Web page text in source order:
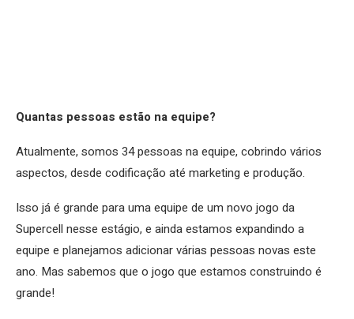
Quantas pessoas estão na equipe?
Atualmente, somos 34 pessoas na equipe, cobrindo vários
aspectos, desde codificação até marketing e produção.
Isso já é grande para uma equipe de um novo jogo da
Supercell nesse estágio, e ainda estamos expandindo a
equipe e planejamos adicionar várias pessoas novas este
ano. Mas sabemos que o jogo que estamos construindo é
grande!